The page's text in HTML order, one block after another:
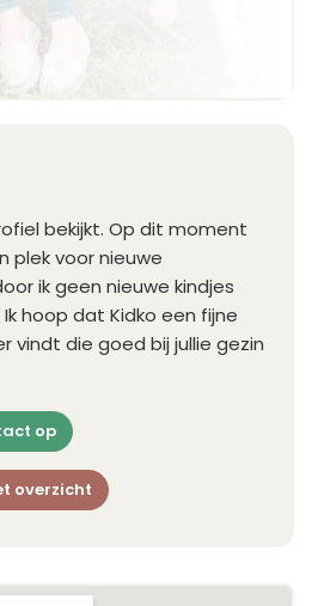
bekijkt. Op dit moment
plek voor nieuwe
ik geen nieuwe kindjes
hoop dat Kidko een fijne
vindt die goed bij jullie gezin
op
overzicht